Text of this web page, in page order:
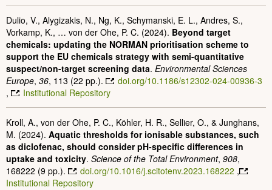
Dulio, V., Alygizakis, N., Ng, K., Schymanski, E. L., Andres, S.,
Vorkamp, K., … von der Ohe, P. C. (2024). Beyond target
chemicals: updating the NORMAN prioritisation scheme to
support the EU chemicals strategy with semi-quantitative
suspect/non-target screening data. Environmental Sciences
Europe, 36, 113 (22 pp.).
doi.org/10.1186/s12302-024-00936-3
,
Institutional Repository
Kroll, A., von der Ohe, P. C., Köhler, H. R., Sellier, O., & Junghans,
M. (2024). Aquatic thresholds for ionisable substances, such
as diclofenac, should consider pH-specific differences in
uptake and toxicity. Science of the Total Environment, 908,
168222 (9 pp.).
doi.org/10.1016/j.scitotenv.2023.168222 ,
Institutional Repository